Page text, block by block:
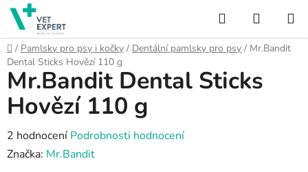
Přejít
obsah
Hledat
KOŠÍK
Domů
/ Pamlsky pro psy i kočky / Dentální pamlsky pro psy / Mr.Bandit
Dental Sticks Hovězí 110 g
Mr.Bandit Dental Sticks
Hovězí 110 g
Průměrné
hodnocení
2 hodnocení Podrobnosti hodnocení
Značka: Mr.Bandit